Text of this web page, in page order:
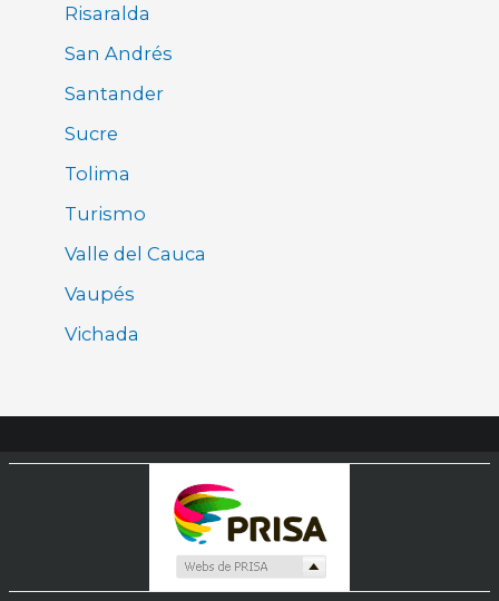
Risaralda
San Andrés
Santander
Sucre
Tolima
Turismo
Valle del Cauca
Vaupés
Vichada